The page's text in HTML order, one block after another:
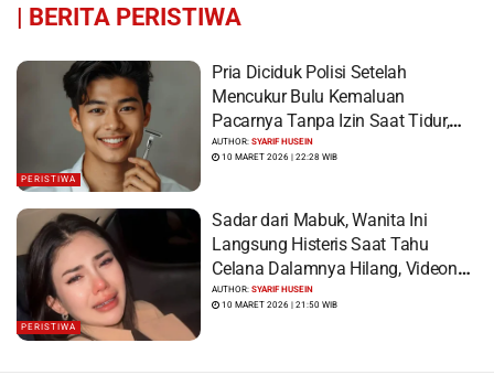
| BERITA PERISTIWA
PERISTIWA
Pria Diciduk Polisi Setelah
Mencukur Bulu Kemaluan
Pacarnya Tanpa Izin Saat Tidur,
Korban Syok Saat Terbangun
AUTHOR:SYARIF HUSEIN
10 MARET 2026 | 22:28 WIB
PERISTIWA
Sadar dari Mabuk, Wanita Ini
Langsung Histeris Saat Tahu
Celana Dalamnya Hilang, Videonya
Viral
AUTHOR:SYARIF HUSEIN
10 MARET 2026 | 21:50 WIB